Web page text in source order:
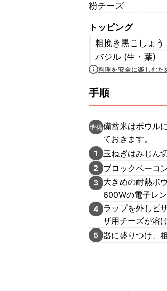
粉チーズ
トッピング
粗挽き黒こしょう
バジル (生・葉)
料理を安全に楽しむた
手順
準備備蓄米はボウル
ておきます。
1 玉ねぎはみじん
2 ブロックベーコ
3
大きめの耐熱ボ
600Wの電子レ
4
ラップを外しピ
ザ用チーズが溶
5 器に盛りつけ、